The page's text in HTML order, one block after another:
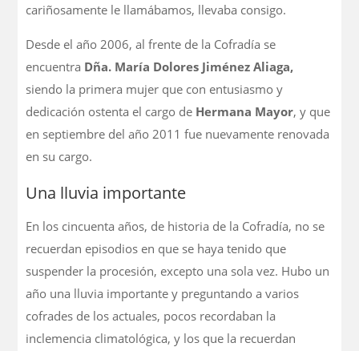
cariñosamente le llamábamos, llevaba consigo.
Desde el año 2006, al frente de la Cofradía se
encuentra Dña. María Dolores Jiménez Aliaga,
siendo la primera mujer que con entusiasmo y
dedicación ostenta el cargo de Hermana Mayor, y que
en septiembre del año 2011 fue nuevamente renovada
en su cargo.
Una lluvia importante
En los cincuenta años, de historia de la Cofradía, no se
recuerdan episodios en que se haya tenido que
suspender la procesión, excepto una sola vez. Hubo un
año una lluvia importante y preguntando a varios
cofrades de los actuales, pocos recordaban la
inclemencia climatológica, y los que la recuerdan